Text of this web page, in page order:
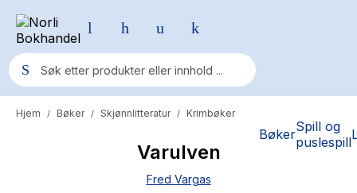
BøkerSpill og
puslespill
Populære søk
Hjem / Bøker / Skjønnlitteratur / Krimbøker
Varulven
Fred Vargas